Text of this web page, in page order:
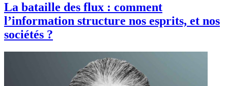
La bataille des flux : comment
l’information structure nos esprits, et nos
sociétés ?